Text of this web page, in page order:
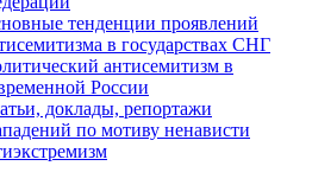
тенденции проявлений
в государствах СНГ
антисемитизм в
России
доклады, репортажи
по мотиву ненависти